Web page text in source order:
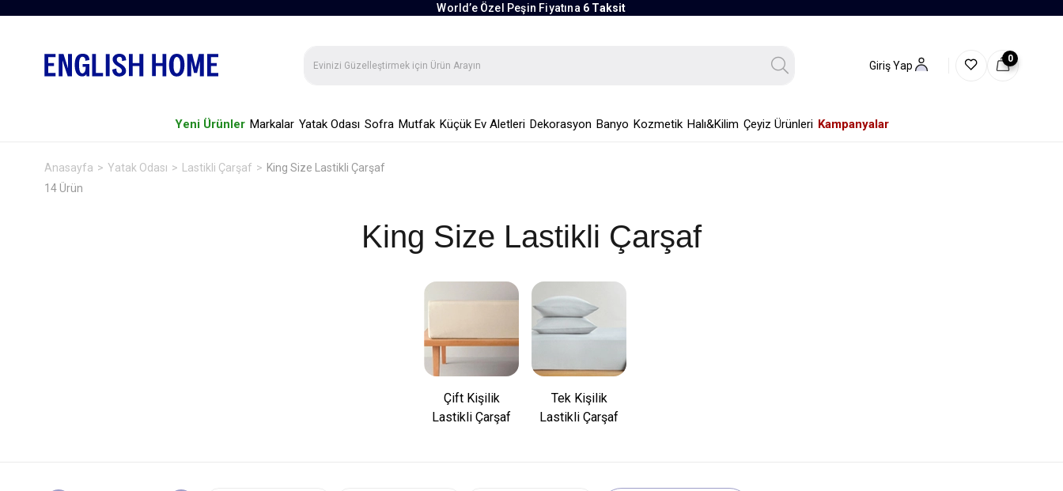
World’e Özel Peşin Fiyatına 6 Taksit
Giriş Yap
0
Yeni Ürünler Markalar Yatak Odası Sofra Mutfak Küçük Ev Aletleri Dekorasyon Banyo Kozmetik Halı&Kilim Çeyiz Ürünleri Kampanyalar
Anasayfa Yatak Odası Lastikli Çarşaf
King Size Lastikli Çarşaf
14 Ürün
King Size Lastikli Çarşaf
Çift Kişilik
Lastikli Çarşaf
Tek Kişilik
Lastikli Çarşaf